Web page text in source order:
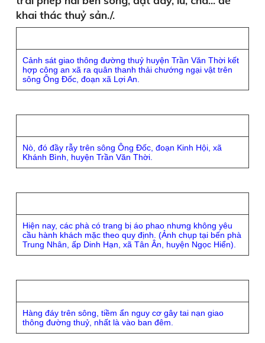
khai thác thuỷ sản./.
Cảnh sát giao thông đường thuỷ huyện Trần Văn Thời kết
hợp công an xã ra quân thanh thải chướng ngại vật trên
sông Ông Đốc, đoạn xã Lợi An.
Nò, đó đầy rẫy trên sông Ông Đốc, đoạn Kinh Hội, xã
Khánh Bình, huyện Trần Văn Thời.
Hiện nay, các phà có trang bị áo phao nhưng không yêu
cầu hành khách mặc theo quy định. (Ảnh chụp tại bến phà
Trung Nhân, ấp Dinh Hạn, xã Tân Ân, huyện Ngọc Hiển).
Hàng đáy trên sông, tiềm ẩn nguy cơ gây tai nạn giao
thông đường thuỷ, nhất là vào ban đêm.